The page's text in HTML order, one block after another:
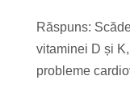
Răspuns:
vitaminei D și
probleme